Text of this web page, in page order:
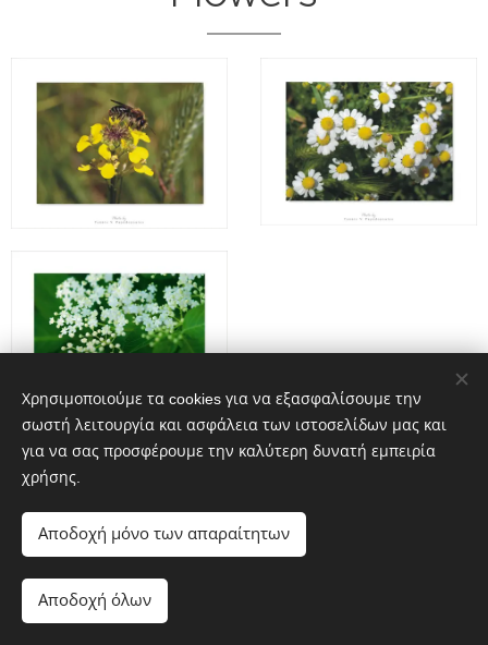
Υλοποιήθηκε από τη
Χρησιμοποιούμε τα cookies για να εξασφαλίσουμε την
σωστή λειτουργία και ασφάλεια των ιστοσελίδων μας και
για να σας προσφέρουμε την καλύτερη δυνατή εμπειρία
χρήσης.
Αποδοχή μόνο των απαραίτητων
Αποδοχή όλων